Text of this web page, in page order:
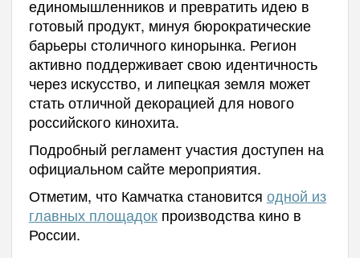
единомышленников и превратить идею в
готовый продукт, минуя бюрократические
барьеры столичного кинорынка. Регион
активно поддерживает свою идентичность
через искусство, и липецкая земля может
стать отличной декорацией для нового
российского кинохита.
Подробный регламент участия доступен на
официальном сайте мероприятия.
Отметим, что Камчатка становится одной из
главных площадокпроизводства кино в
России.